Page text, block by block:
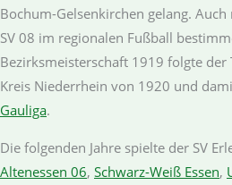
Bochum-Gelsenkirchen gelang.
SV 08 im regionalen Fußball
Bezirksmeisterschaft 1919 folgte der
Kreis Niederrhein von 1920 und
Gauliga.
Die folgenden Jahre spielte der SV
Altenessen 06, Schwarz-Weiß Essen,